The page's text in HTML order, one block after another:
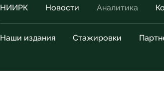
НИИРК Новости Аналитика
Наши издания Стажировки